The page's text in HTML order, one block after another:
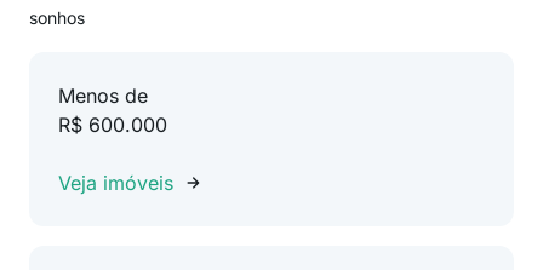
sonhos
Menos de
R$ 600.000
Veja imóveis